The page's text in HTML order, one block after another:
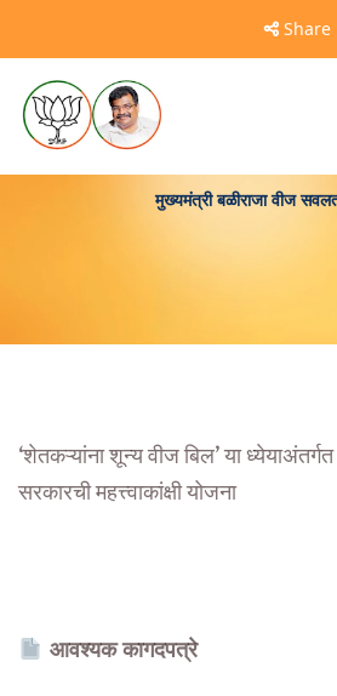
Share
मुख्यमंत्री बळीराजा वीज
‘शेतकऱ्यांना शून्य वीज बिल’ या
सरकारची महत्त्वाकांक्षी योजना
आवश्यक कागदपत्रे